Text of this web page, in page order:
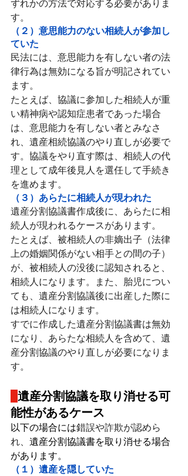
ずれかの方法で対応する必要がありま
す。
（２）意思能力のない相続人が参加し
ていた
民法には、意思能力を有しない者の法
律行為は無効になる旨が明記されてい
ます。
たとえば、協議に参加した相続人が重
い精神病や認知症患者であった場合
は、意思能力を有しない者とみなさ
れ、遺産相続協議のやり直しが必要で
す。協議をやり直す際は、相続人の代
理として成年後見人を選任して手続き
を進めます。
（３）あらたに相続人が現われた
遺産分割協議書作成後に、あらたに相
続人が現われるケースがあります。
たとえば、被相続人の非嫡出子（法律
上の婚姻関係がない相手との間の子）
が、被相続人の没後に認知されると、
相続人になります。また、胎児につい
ても、遺産分割協議後に出産した際に
は相続人になります。
すでに作成した遺産分割協議書は無効
になり、あらたな相続人を含めて、遺
産分割協議のやり直しが必要になりま
す。
遺産分割協議を取り消せる可
能性があるケース
以下の場合には錯誤や詐欺が認めら
れ、 遺産分割協議書を取り消せる場合
があります。
（１）遺産を隠していた